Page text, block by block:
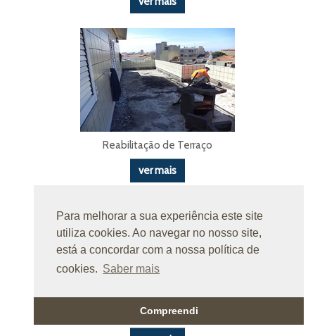
Para melhorar a sua experiência este site
utiliza cookies. Ao navegar no nosso site,
está a concordar com a nossa política de
cookies. Saber mais
Compreendi
Reabilitação de Terraço
ver mais
Reabilitação de Terraço